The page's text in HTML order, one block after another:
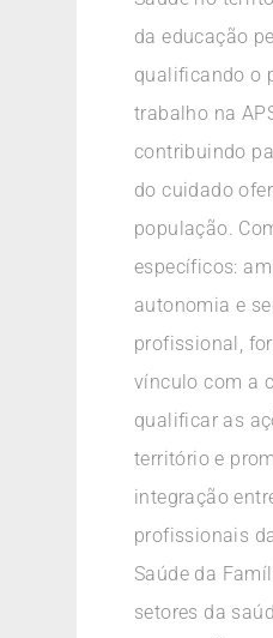
da educação
qualificando o
trabalho na
contribuindo
do cuidado
população.
específicos:
autonomia e
profissional,
vínculo com a
qualificar as
território e
integração
profissionais
Saúde da
setores da